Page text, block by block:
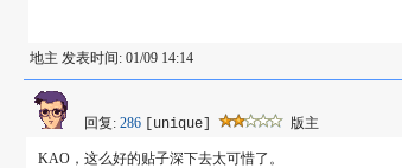
地主 发表时间: 01/09 14:14
回复: 286 [unique] 版主
KAO，这么好的贴子深下去太可惜了。